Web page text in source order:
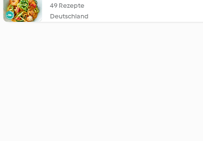
49 Rezepte
Deutschland